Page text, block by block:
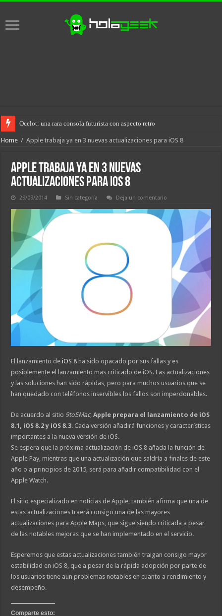
Ocelot: una rara consola futurista con aspecto retro
Home / Apple trabaja ya en 3 nuevas actualizaciones para iOS 8
Apple trabaja ya en 3 nuevas
actualizaciones para iOS 8
29/09/2014 Sin categoría Deja un comentario
El lanzamiento deiOS 8 ha sido opacado por sus fallas y es
posiblemente el lanzamiento mas criticado de iOS. Las actualizaciones
y las soluciones han sido rápidas, pero para muchos usuarios que se
han quedado con teléfonos inservibles los fallos son imperdonables.
De acuerdo al sitio 9to5Mac,Apple prepara el lanzamiento de iOS
8.1, iOS 8.2 y iOS 8.3. Cada versión añadirá funciones y características
importantes a la nueva versión de iOS.
Se espera que la próxima actualización de iOS 8 añada la función de
Apple Pay, mientras que una actualización que saldría a finales de este
año o a principios de 2015, será para añadir compatibilidad con el
Apple Watch.
El sitio especializado en noticias de Apple, también afirma que una de
estas actualizaciones traerá consigo una de las mayores
actualizaciones para Apple Maps, que sigue siendo criticada a pesar
de las notables mejoras que se han implementado en el servicio.
Esperemos que estas actualizaciones también traigan consigo mayor
estabilidad en iOS 8, que a pesar de la rápida adopción por parte de
los usuarios tiene aun problemas notables en cuanto a rendimiento y
desempeño.
Comparte esto: